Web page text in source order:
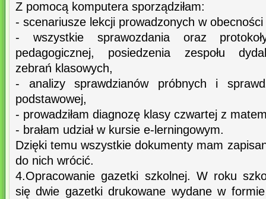
Z pomocą komputera sporządziłam:
- scenariusze lekcji prowadzonych w
- wszystkie sprawozdania oraz
pedagogicznej, posiedzenia zespołu
zebrań klasowych,
- analizy sprawdzianów próbnych i
podstawowej,
- prowadziłam diagnozę klasy czwartej z
- brałam udział w kursie e-lerningowym.
Dzięki temu wszystkie dokumenty mam
do nich wrócić.
4.Opracowanie gazetki szkolnej. W roku
się dwie gazetki drukowane wydane w